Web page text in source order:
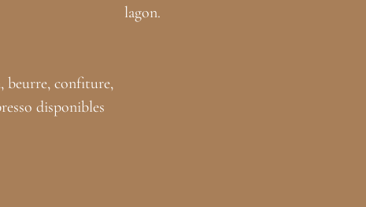
beurre, confiture,
disponibles
lagon.